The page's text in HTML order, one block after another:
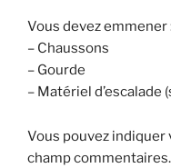
Vous devez emmener
– Chaussons
– Gourde
– Matériel d’escalade
Vous pouvez indiquer
champ commentaires.